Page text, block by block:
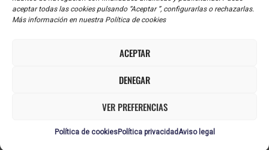
aceptar todas las cookies pulsando “Aceptar ”, configurarlas o rechazarlas.
Más información en nuestra Política de cookies
ACEPTAR
DENEGAR
VER PREFERENCIAS
Política de cookiesPolítica privacidadAviso legal
MARCHAS DE UNA
necesario presionar el embrague, seleccionar la